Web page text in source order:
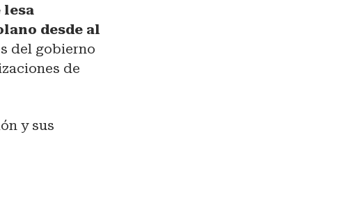
lesa
desde al
del gobierno
de
y sus